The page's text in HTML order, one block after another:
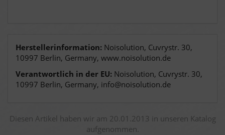
Herstellerinformation: Noisolution, Cuvrystr. 30,
10997 Berlin, Germany, www.noisolution.de
Verantwortlich in der EU: Noisolution, Cuvrystr. 30,
10997 Berlin, Germany, info@noisolution.de
Diesen Artikel haben wir am 20.01.2013 in unseren Katalog
aufgenommen.